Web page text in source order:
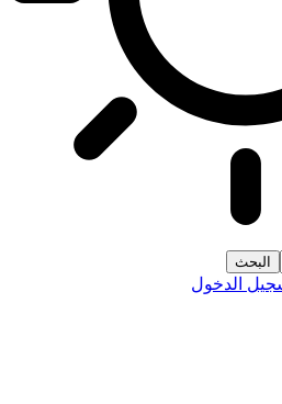
الدخول